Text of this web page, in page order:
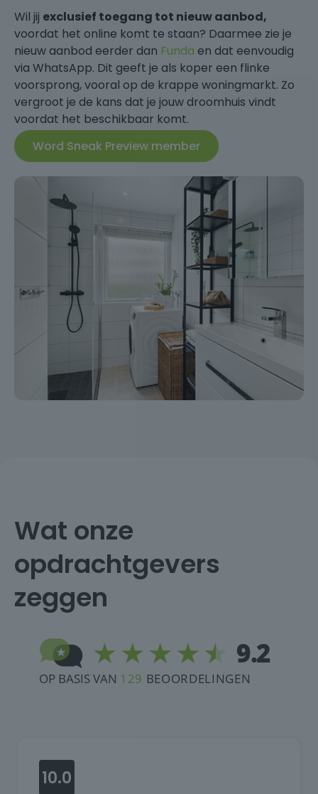
Wil jij exclusief toegang tot nieuw aanbod,
voordat het online komt te staan? Daarmee zie je
nieuw aanbod eerder dan Funda en dat eenvoudig
via WhatsApp. Dit geeft je als koper een flinke
voorsprong, vooral op de krappe woningmarkt. Zo
vergroot je de kans dat je jouw droomhuis vindt
voordat het beschikbaar komt.
Word Sneak Preview member
Wat onze
opdrachtgevers
zeggen
10.0